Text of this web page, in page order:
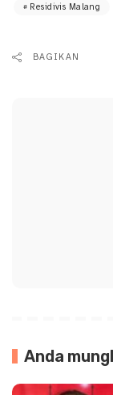
Residivis Malang
BAGIKAN
Anda